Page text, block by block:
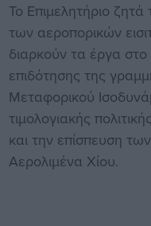
Το Επιμελητήριο ζητά
των αεροπορικών
διαρκούν τα έργα
επιδότησης της
Μεταφορικού
τιμολογιακής
και την επίσπευση
Αερολιμένα Χίου.